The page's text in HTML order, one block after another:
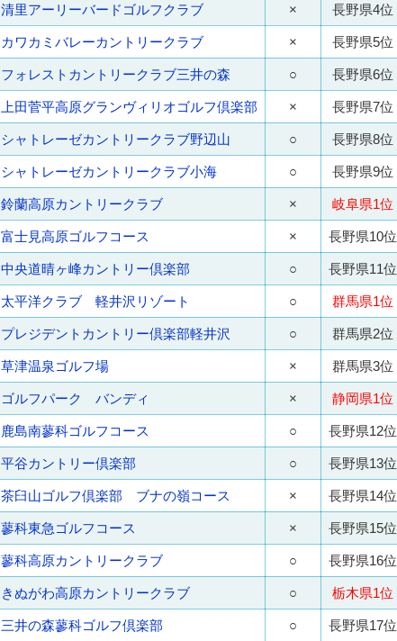
清里アーリーバードゴルフクラブ × 長野県4位
カワカミバレーカントリークラブ × 長野県5位
フォレストカントリークラブ三井の森 ○ 長野県6位
上田菅平高原グランヴィリオゴルフ倶楽部 × 長野県7位
シャトレーゼカントリークラブ野辺山 ○ 長野県8位
シャトレーゼカントリークラブ小海 ○ 長野県9位
鈴蘭高原カントリークラブ × 岐阜県1位
富士見高原ゴルフコース × 長野県10位
中央道晴ヶ峰カントリー倶楽部 ○ 長野県11位
太平洋クラブ 軽井沢リゾート ○ 群馬県1位
プレジデントカントリー倶楽部軽井沢 ○ 群馬県2位
草津温泉ゴルフ場 × 群馬県3位
ゴルフパーク バンディ × 静岡県1位
鹿島南蓼科ゴルフコース ○ 長野県12位
平谷カントリー倶楽部 ○ 長野県13位
茶臼山ゴルフ倶楽部 ブナの嶺コース × 長野県14位
蓼科東急ゴルフコース × 長野県15位
蓼科高原カントリークラブ ○ 長野県16位
きぬがわ高原カントリークラブ ○ 栃木県1位
三井の森蓼科ゴルフ倶楽部 ○ 長野県17位